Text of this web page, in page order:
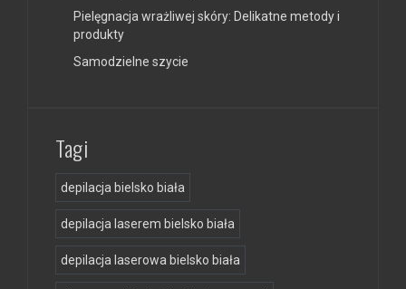
Pielęgnacja wrażliwej skóry: Delikatne metody i
produkty
Samodzielne szycie
Tagi
depilacja bielsko biała
depilacja laserem bielsko biała
depilacja laserowa bielsko biała